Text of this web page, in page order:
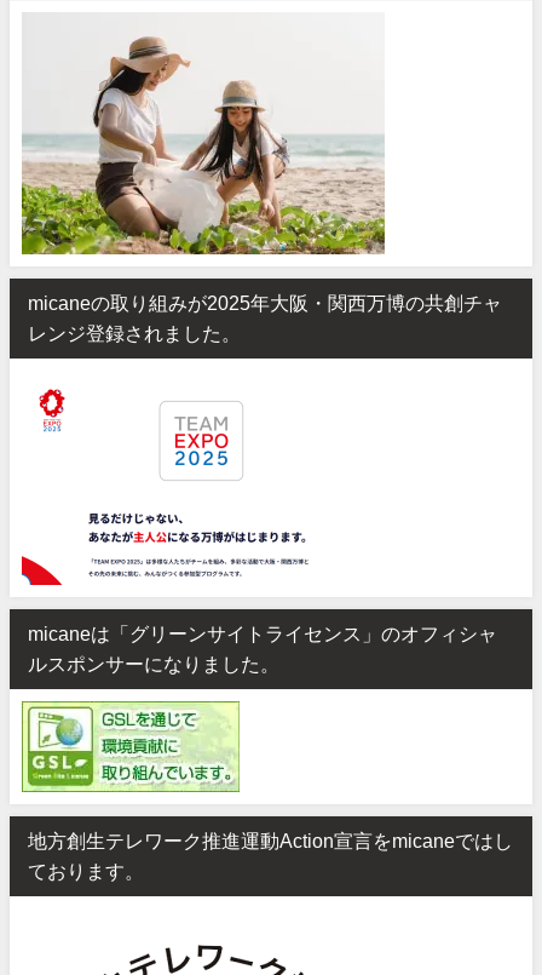
micaneの取り組みが2025年大阪・関西万博の共創チャ
レンジ登録されました。
micaneは「グリーンサイトライセンス」のオフィシャ
ルスポンサーになりました。
地方創生テレワーク推進運動Action宣言をmicaneではし
ております。